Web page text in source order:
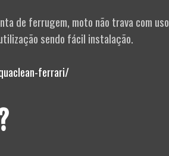
de ferrugem, moto não trava com uso
sendo fácil instalação.
ferrari/